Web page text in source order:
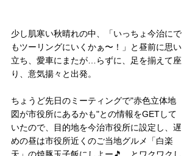
少し肌寒い秋晴れの中、「いっちょ今治にで
もツーリングにいくかぁ〜！」と昼前に思い
立ち、愛車にまたが…らずに、足を揃えて座
り、意気揚々と出発。
ちょうど先日のミーティングで"赤色立体地
図が市役所にあるかも"との情報をGETして
いたので、目的地を今治市役所に設定し、遅
めの昼は市役所近くのご当地グルメ「白楽
天」の焼豚玉子飯にしよー🎵、とワクワクし